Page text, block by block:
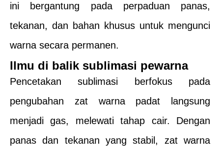
ini bergantung pada perpaduan panas,
tekanan, dan bahan khusus untuk mengunci
warna secara permanen.
Ilmu di balik sublimasi pewarna
Pencetakan sublimasi berfokus pada
pengubahan zat warna padat langsung
menjadi gas, melewati tahap cair. Dengan
panas dan tekanan yang stabil, zat warna